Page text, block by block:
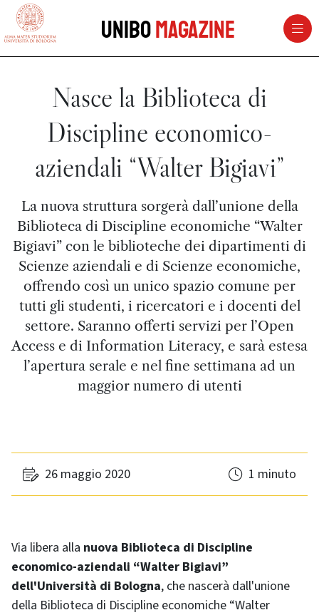
vai al contenuto della pagina
UniboMagazine
Nasce la Biblioteca di
Discipline economico-
aziendali “Walter Bigiavi”
La nuova struttura sorgerà dall’unione della
Biblioteca di Discipline economiche “Walter
Bigiavi” con le biblioteche dei dipartimenti di
Scienze aziendali e di Scienze economiche,
offrendo così un unico spazio comune per
tutti gli studenti, i ricercatori e i docenti del
settore. Saranno offerti servizi per l’Open
Access e di Information Literacy, e sarà estesa
l’apertura serale e nel fine settimana ad un
maggior numero di utenti
26 maggio 2020 1 minuto
Via libera alla nuova Biblioteca di Discipline
economico-aziendali “Walter Bigiavi”
dell'Università di Bologna, che nascerà dall'unione
della Biblioteca di Discipline economiche “Walter